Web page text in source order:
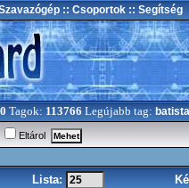
:: Csoportok :: Segítség
Tagok: 113766 Legújabb tag: batista
Eltárol
Lista: